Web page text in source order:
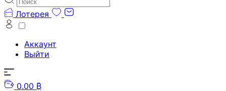
Лотерея
Аккаунт
Выйти
0.00 ₿